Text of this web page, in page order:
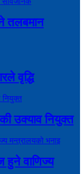
तलबमान
वृद्धि
उक्याव नियुक्त
हुने वाणिज्य